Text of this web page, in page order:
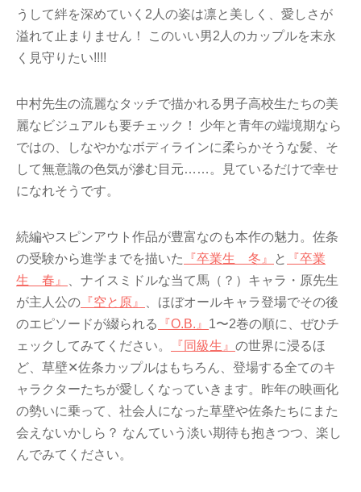
うして絆を深めていく2人の姿は凛と美しく、愛しさが
溢れて止まりません！ このいい男2人のカップルを末永
く見守りたい!!!!
中村先生の流麗なタッチで描かれる男子高校生たちの美
麗なビジュアルも要チェック！ 少年と青年の端境期なら
ではの、しなやかなボディラインに柔らかそうな髪、そ
して無意識の色気が滲む目元……。見ているだけで幸せ
になれそうです。
続編やスピンアウト作品が豊富なのも本作の魅力。佐条
の受験から進学までを描いた
『卒業生 冬』 と
『卒業
生 春』
、ナイスミドルな当て馬（？）キャラ・原先生
が主人公の 『空と原』
、ほぼオールキャラ登場でその後
のエピソードが綴られる
『O.B.』 1〜2巻の順に、ぜひチ
ェックしてみてください。
『同級生』 の世界に浸るほ
ど、草壁✕佐条カップルはもちろん、登場する全てのキ
ャラクターたちが愛しくなっていきます。昨年の映画化
の勢いに乗って、社会人になった草壁や佐条たちにまた
会えないかしら？ なんていう淡い期待も抱きつつ、楽し
んでみてください。